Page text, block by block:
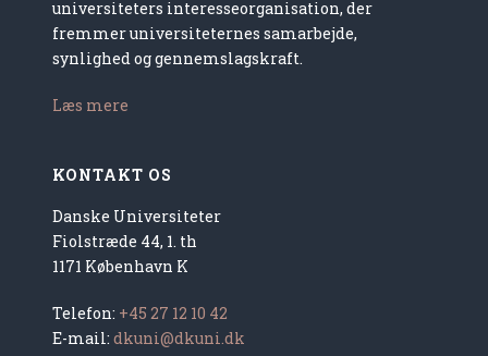
universiteters interesseorganisation, der
fremmer universiteternes samarbejde,
synlighed og gennemslagskraft.
Læs mere
KONTAKT OS
Danske Universiteter
Fiolstræde 44, 1. th
1171 København K
Telefon: +45 27 12 10 42
E-mail:dkuni@dkuni.dk